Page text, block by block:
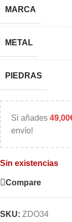
MARCA
METAL
PIEDRAS
Si añades 49,00
envío!
Sin existencias
Compare
SKU: ZDO34